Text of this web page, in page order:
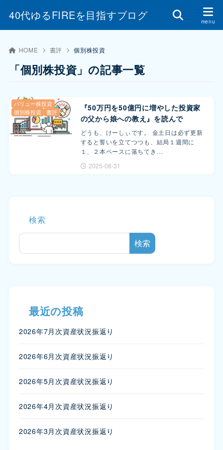
40代ゆるFIREを目指すブログ
HOME 書評 個別株投資
「個別株投資」の記事一覧
『50万円を50億円に増やした投資家
の父から娘への教え』を読んで
どうも、けーしぃです。 金土日は必ず更新
すると誓いを立てつつも、結局１週間に
１、２本ペースに落ちてき…
2025-08-31
バリュー株投資
個別株投資
書評
検索
検索
最近の投稿
2026年7月次資産状況振返り
2026年6月次資産状況振返り
2026年5月次資産状況振返り
2026年4月次資産状況振返り
2026年3月次資産状況振返り